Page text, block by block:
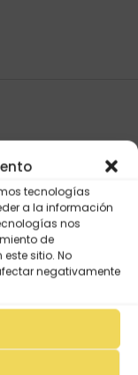
tecnologías
a la información
nos
de
sitio. No
negativamente